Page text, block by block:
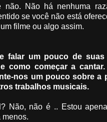
não. Não há nenhuma
se você não está
filme ou algo assim.
falar um pouco de suas
como começar a
nos um pouco sobre a
trabalhos musicais.
Não, não é .. Estou
menos.